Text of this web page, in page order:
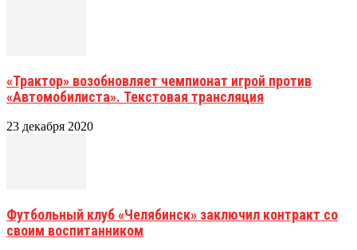
«Трактор» возобновляет чемпионат игрой против
«Автомобилиста». Текстовая трансляция
23 декабря 2020
Футбольный клуб «Челябинск» заключил контракт со
своим воспитанником